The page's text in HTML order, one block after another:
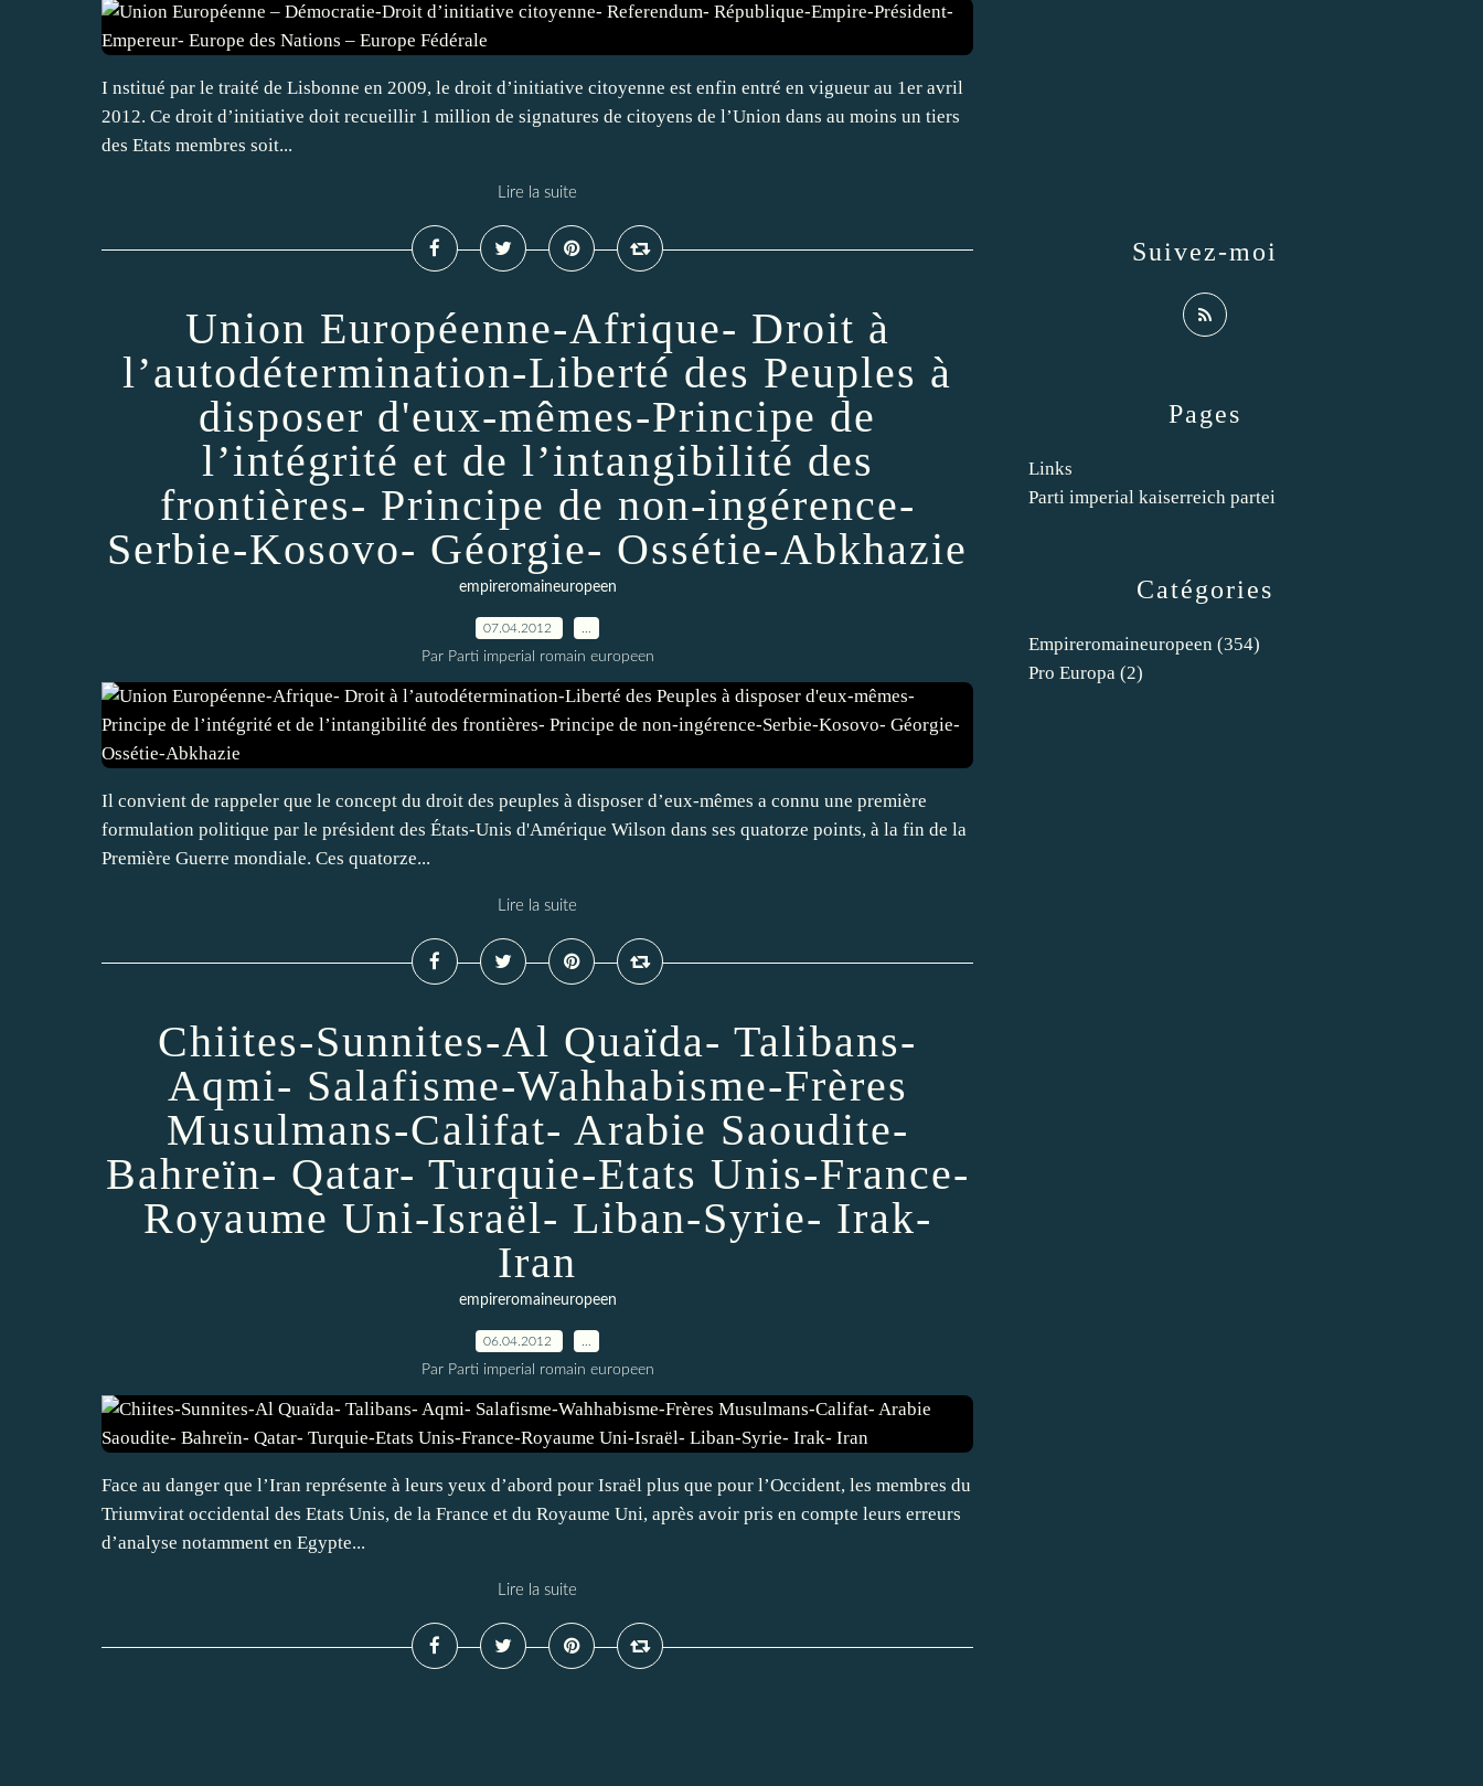
I nstitué par le traité de Lisbonne en 2009, le droit d’initiative citoyenne est enfin entré en vigueur au 1er avril
2012. Ce droit d’initiative doit recueillir 1 million de signatures de citoyens de l’Union dans au moins un tiers
des Etats membres soit...
Lire la suite
Union Européenne-Afrique- Droit à
l’autodétermination-Liberté des Peuples à
disposer d'eux-mêmes-Principe de
l’intégrité et de l’intangibilité des
frontières- Principe de non-ingérence-
Serbie-Kosovo- Géorgie- Ossétie-Abkhazie
empireromaineuropeen
07.04.2012
Par Parti imperial romain europeen
Il convient de rappeler que le concept du droit des peuples à disposer d’eux-mêmes a connu une première
formulation politique par le président des États-Unis d'Amérique Wilson dans ses quatorze points, à la fin de la
Première Guerre mondiale. Ces quatorze...
Lire la suite
Chiites-Sunnites-Al Quaïda- Talibans-
Aqmi- Salafisme-Wahhabisme-Frères
Musulmans-Califat- Arabie Saoudite-
Bahreïn- Qatar- Turquie-Etats Unis-France-
Royaume Uni-Israël- Liban-Syrie- Irak-
Iran
empireromaineuropeen
06.04.2012
Par Parti imperial romain europeen
Face au danger que l’Iran représente à leurs yeux d’abord pour Israël plus que pour l’Occident, les membres du
Triumvirat occidental des Etats Unis, de la France et du Royaume Uni, après avoir pris en compte leurs erreurs
d’analyse notamment en Egypte...
Lire la suite
Catégories
Empireromaineuropeen (354)
Pro Europa (2)
Pages
Links
Parti imperial kaiserreich partei
Suivez-moi